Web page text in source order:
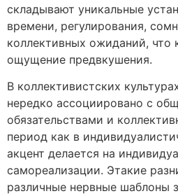
складывают уникальные
времени, регулирования,
коллективных ожиданий, что
ощущение предвкушения.
В коллективистских
нередко ассоциировано с
обязательствами и
период как в
акцент делается на
самореализации. Этакие
различные нервные шаблоны